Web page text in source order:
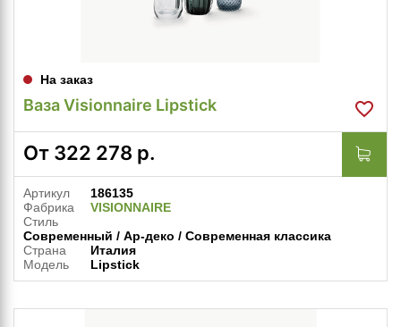
На заказ
Ваза Visionnaire Lipstick
От 322 278 р.
Артикул
186135
Фабрика
VISIONNAIRE
Стиль
Современный / Ар-деко / Современная классика
Страна
Италия
Модель
Lipstick